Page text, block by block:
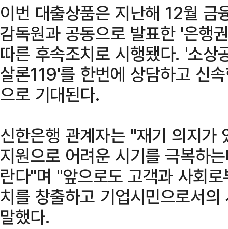
이번 대출상품은 지난해 12월 금
감독원과 공동으로 발표한 '은행
따른 후속조치로 시행됐다. '소
살론119'를 한번에 상담하고 신
으로 기대된다.
신한은행 관계자는 "재기 의지가
지원으로 어려운 시기를 극복하
란다"며 "앞으로도 고객과 사회
치를 창출하고 기업시민으로서
말했다.